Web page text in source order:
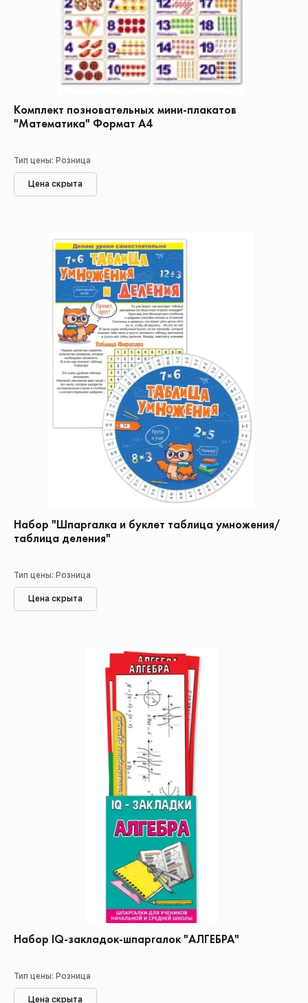
Комплект позновательных мини-плакатов
"Математика" Формат А4
Тип цены: Розница
Цена скрыта
Набор "Шпаргалка и буклет таблица умножения/
таблица деления"
Тип цены: Розница
Цена скрыта
Набор IQ-закладок-шпаргалок "АЛГЕБРА"
Тип цены: Розница
Цена скрыта